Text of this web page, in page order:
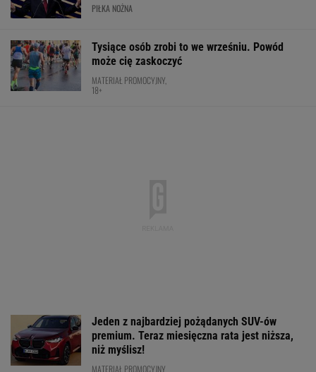
PIŁKA NOŻNA
Tysiące osób zrobi to we wrześniu. Powód
może cię zaskoczyć
MATERIAŁ PROMOCYJNY,
18+
Jeden z najbardziej pożądanych SUV-ów
premium. Teraz miesięczna rata jest niższa,
niż myślisz!
MATERIAŁ PROMOCYJNY